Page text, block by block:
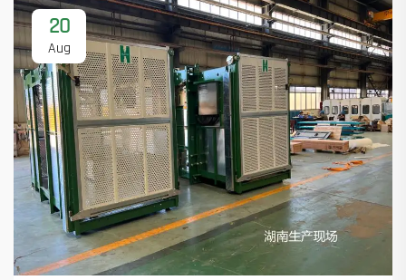
20
Aug